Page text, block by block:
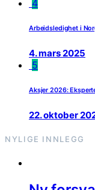
4
Arbeidsledighet i
4. mars 2025
5
Aksjer 2026:
22. oktober
NYLIGE INNLEGG